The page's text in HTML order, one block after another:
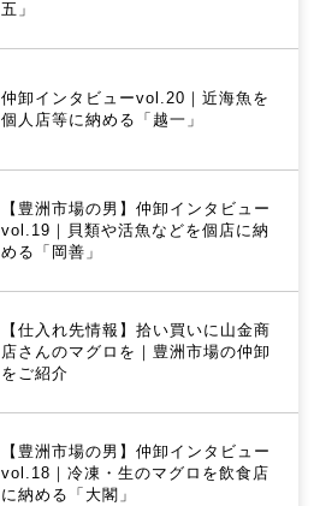
五」
仲卸インタビューvol.20｜近海魚を
個人店等に納める「越一」
【豊洲市場の男】仲卸インタビュー
vol.19｜貝類や活魚などを個店に納
める「岡善」
【仕入れ先情報】拾い買いに山金商
店さんのマグロを｜豊洲市場の仲卸
をご紹介
【豊洲市場の男】仲卸インタビュー
vol.18｜冷凍・生のマグロを飲食店
に納める「大閣」